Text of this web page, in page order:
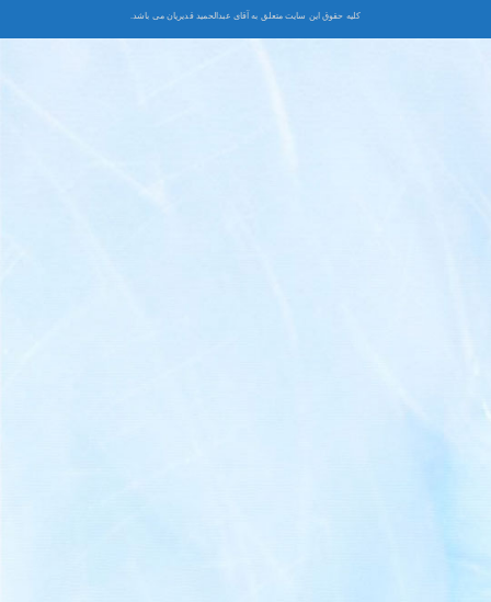
کلیه حقوق این سایت متعلق به آقای عبدالحمید قدیریان می باشد.